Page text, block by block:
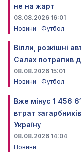
не на жарт
08.08.2026 16:01
Новини
Футбол
Вілли, розкішні
Салах потрапив
08.08.2026 15:01
Новини
Футбол
Вже мінус 1 456
втрат
Україну
08.08.2026 14:04
Новини